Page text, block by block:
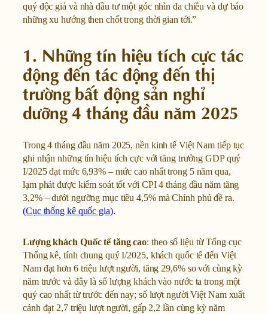
quý độc giả và nhà đầu tư một góc nhìn đa chiều và dự báo
những xu hướng then chốt trong thời gian tới.”
1. Những tín hiệu tích cực tác
động đến tác động đến thị
trường bất động sản nghỉ
dưỡng 4 tháng đầu năm 2025
Trong 4 tháng đầu năm 2025, nền kinh tế Việt Nam tiếp tục
ghi nhận những tín hiệu tích cực với tăng trưởng GDP quý
I/2025 đạt mức 6,93% – mức cao nhất trong 5 năm qua,
lạm phát được kiểm soát tốt với CPI 4 tháng đầu năm tăng
3,2% – dưới ngưỡng mục tiêu 4,5% mà Chính phủ đề ra.
(Cục thống kê quốc gia).
Lượng khách Quốc tế tăng cao: theo số liệu từ Tổng cục
Thống kê, tính chung quý I/2025, khách quốc tế đến Việt
Nam đạt hơn 6 triệu lượt người, tăng 29,6% so với cùng kỳ
năm trước và đây là số lượng khách vào nước ta trong một
quý cao nhất từ trước đến nay; số lượt người Việt Nam xuất
cảnh đạt 2,7 triệu lượt người, gấp 2,2 lần cùng kỳ năm